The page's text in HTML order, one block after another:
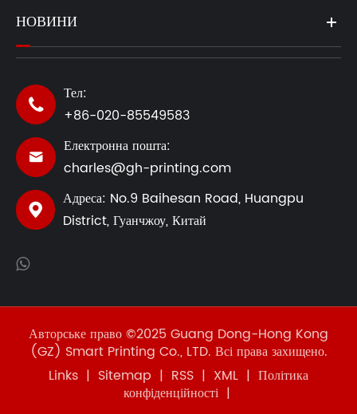
НОВИНИ

Тел:
+86-020-85549583

Електронна пошта:
charles@gh-printing.com

Адреса: No.9 Baihesan Road, Huangpu
District, Гуанчжоу, Китай
Авторське право ©2025 Guang Dong-Hong Kong
(GZ) Smart Printing Co., LTD. Всі права захищено.
Links | Sitemap | RSS | XML | Політика
конфіденційності |